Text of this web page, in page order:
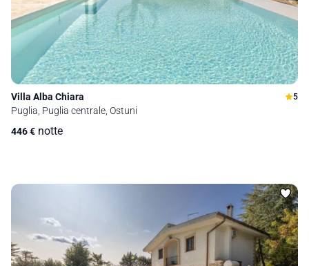
Villa Alba Chiara 5
Puglia, Puglia centrale, Ostuni
446€ notte